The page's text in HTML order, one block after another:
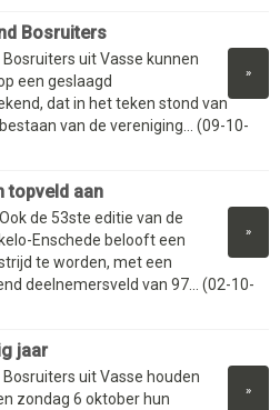
Bosruiters
»
Bosruiters uit Vasse kunnen
een geslaagd
dat in het teken stond van
van de vereniging... (09-10-
topveld aan
»
Ook de 53ste editie van de
Enschede belooft een
te worden, met een
deelnemersveld van 97... (02-10-
jaar
»
Bosruiters uit Vasse houden
zondag 6 oktober hun